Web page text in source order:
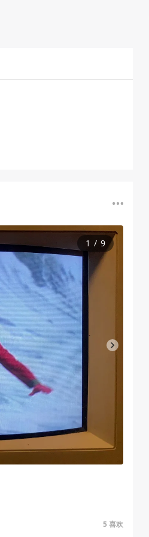
1 / 9
5 喜欢